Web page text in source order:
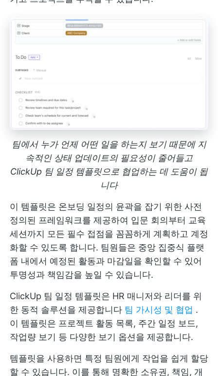
팀에서 누가 언제 어떤 일을 하는지 보기 때문에 지
속적인 상태 업데이트의 필요성이 줄어들고
ClickUp 팀 일정 템플릿으로 협업하는 데 도움이 됩
니다
이 템플릿은 온보딩 일정의 윤곽을 잡기 위한 사전
정의된 프레임워크를 제공하여 입문 회의부터 교육
세션까지 모든 필수 접점을 꼼꼼하게 계획하고 계정
화할 수 있도록 합니다. 팀원들은 중앙 집중식 플랫
폼 내에서 예정된 활동과 마감일을 확인할 수 있어
투명성과 책임감을 높일 수 있습니다.
ClickUp 팀 일정 템플릿은 HR 매니저와 리더를 위
한 동적 솔루션을 제공합니다 팀 가시성 및 협업 .
이 템플릿은 프로젝트 활동 목록, 주간 일정 보드,
작업량 보기 등 다양한 보기 옵션을 제공합니다.
템플릿을 사용하면 특정 팀원에게 작업을 쉽게 할당
할 수 있습니다. 이를 통해 명확한 소유권, 책임, 개